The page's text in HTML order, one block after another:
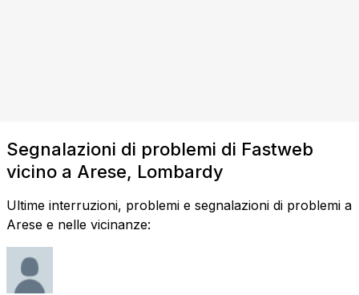
Segnalazioni di problemi di Fastweb
vicino a Arese, Lombardy
Ultime interruzioni, problemi e segnalazioni di problemi a
Arese e nelle vicinanze: